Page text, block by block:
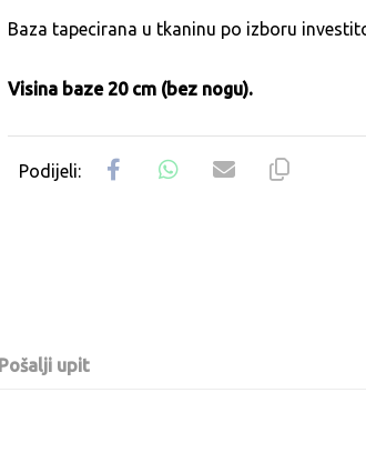
Baza tapecirana u tkaninu po izboru
Visina baze 20 cm (bez nogu).
Pošalji upit